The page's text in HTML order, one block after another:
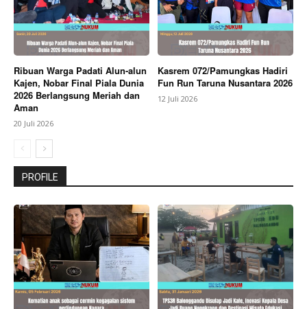
Ribuan Warga Padati Alun-alun
Kajen, Nobar Final Piala Dunia
2026 Berlangsung Meriah dan
Aman
20 Juli 2026
Kasrem 072/Pamungkas Hadiri
Fun Run Taruna Nusantara 2026
12 Juli 2026
PROFILE